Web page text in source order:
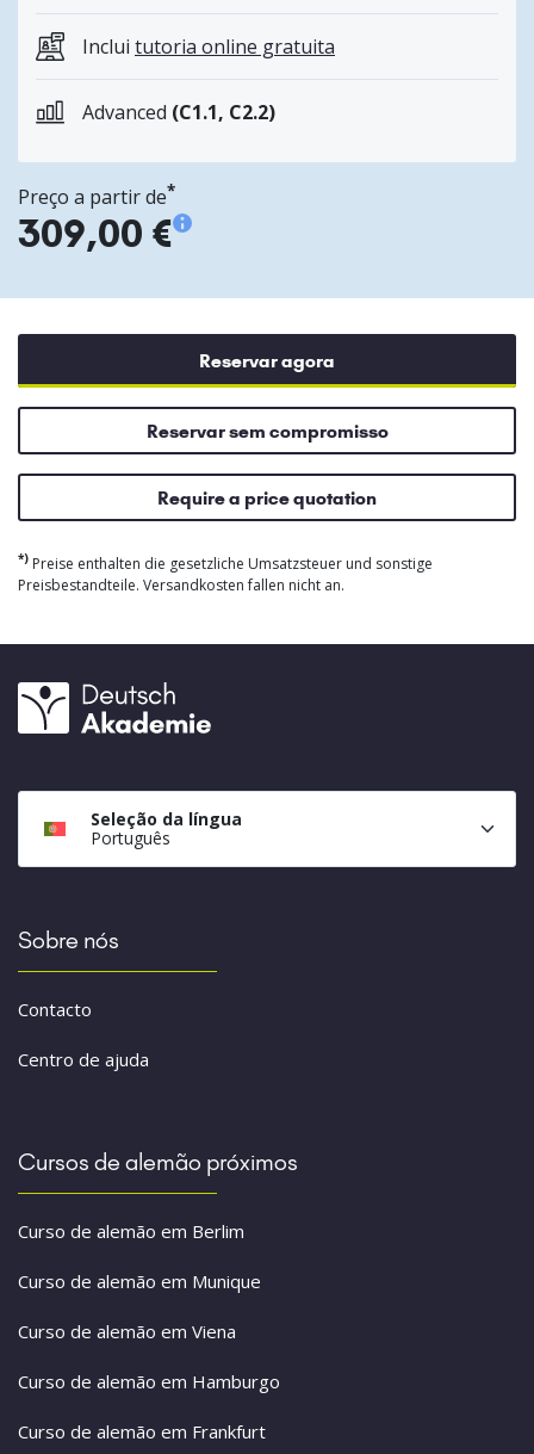
Inclui tutoria online gratuita
Advanced (C1.1, C2.2)
Preço a partir de*
309,00 €
Reservar agora
Reservar sem compromisso
Require a price quotation
*) Preise enthalten die gesetzliche Umsatzsteuer und sonstige
Preisbestandteile. Versandkosten fallen nicht an.
Seleção da língua
Português
Sobre nós
Contacto
Centro de ajuda
Cursos de alemão próximos
Curso de alemão em Berlim
Curso de alemão em Munique
Curso de alemão em Viena
Curso de alemão em Hamburgo
Curso de alemão em Frankfurt